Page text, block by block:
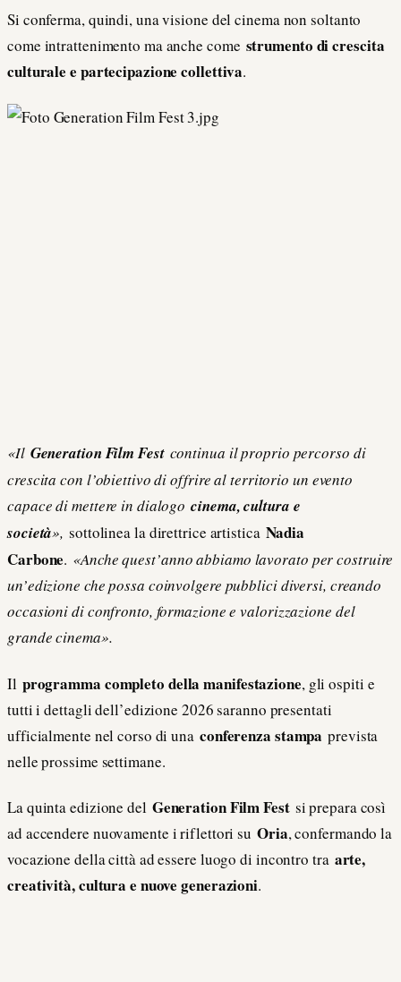
Si conferma, quindi, una visione del cinema non soltanto
come intrattenimento ma anche come strumento di crescita
culturale e partecipazione collettiva.
«Il Generation Film Festcontinua il proprio percorso di
crescita con l’obiettivo di offrire al territorio un evento
capace di mettere in dialogocinema, cultura e
società», sottolinea la direttrice artistica Nadia
Carbone. «Anche quest’anno abbiamo lavorato per costruire
un’edizione che possa coinvolgere pubblici diversi, creando
occasioni di confronto, formazione e valorizzazione del
grande cinema».
Il programma completo della manifestazione, gli ospiti e
tutti i dettagli dell’edizione 2026 saranno presentati
ufficialmente nel corso di una conferenza stampaprevista
nelle prossime settimane.
La quinta edizione del Generation Film Festsi prepara così
ad accendere nuovamente i riflettori su Oria, confermando la
vocazione della città ad essere luogo di incontro tra arte,
creatività, cultura e nuove generazioni.